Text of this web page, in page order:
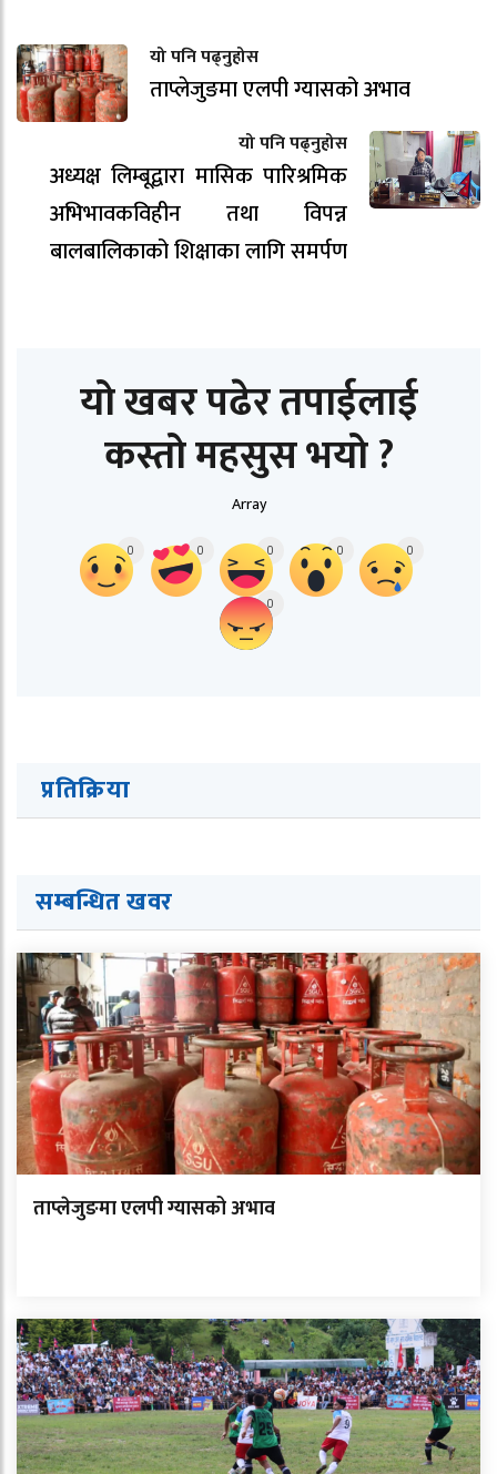
यो पनि पढ्नुहोस
ताप्लेजुङमा एलपी ग्यासको अभाव
यो पनि पढ्नुहोस
अध्यक्ष लिम्बूद्वारा मासिक पारिश्रमिक
अभिभावकविहीन तथा विपन्न
बालबालिकाको शिक्षाका लागि समर्पण
यो खबर पढेर तपाईलाई
कस्तो महसुस भयो ?
Array
0 0 0 0 0
0
प्रतिक्रिया
सम्बन्धित खवर
ताप्लेजुङमा एलपी ग्यासको अभाव